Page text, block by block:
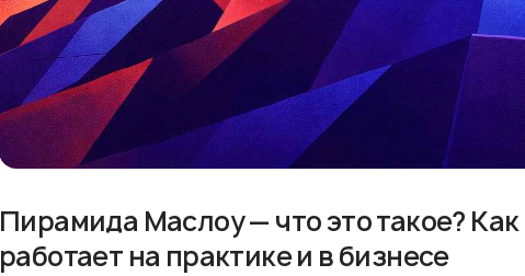
Пирамида Маслоу — что это такое?
работает на практике и в бизнесе